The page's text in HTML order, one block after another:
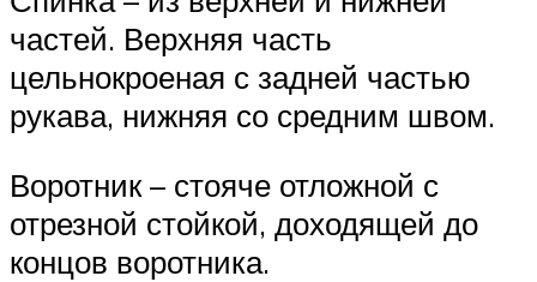
частей. Верхняя часть
цельнокроеная с задней частью
рукава, нижняя со средним швом.
Воротник – стояче отложной с
отрезной стойкой, доходящей до
концов воротника.